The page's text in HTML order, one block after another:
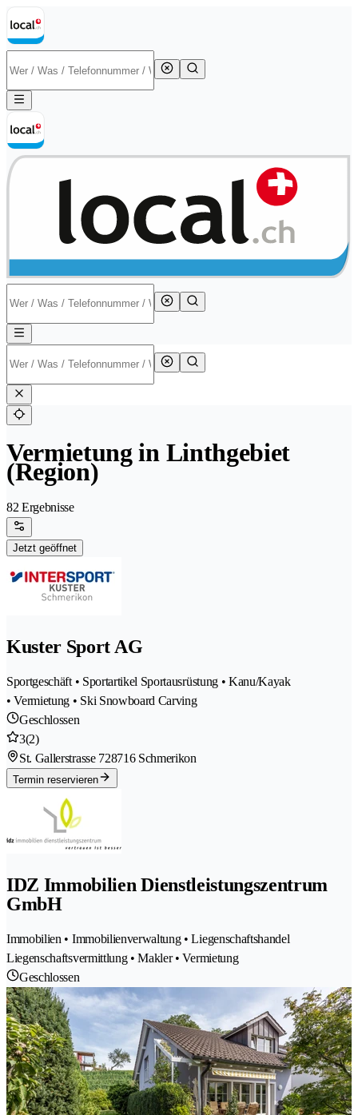
Vermietung in Linthgebiet
(Region)
82 Ergebnisse
Jetzt geöffnet
Kuster Sport AG
Sportgeschäft • Sportartikel Sportausrüstung • Kanu/Kayak
• Vermietung • Ski Snowboard Carving
Geschlossen
3(2)
St. Gallerstrasse 728716 Schmerikon
Termin reservieren
IDZ Immobilien Dienstleistungszentrum
GmbH
Immobilien • Immobilienverwaltung • Liegenschaftshandel
Liegenschaftsvermittlung • Makler • Vermietung
Geschlossen